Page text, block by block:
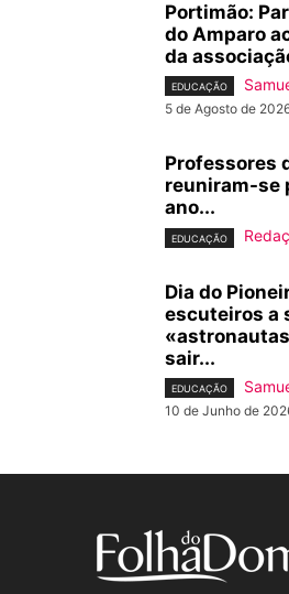
Portimão:
do Amparo
da
EDUCAÇÃO
5 de Agosto de
Professores
reuniram-se
ano...
EDUCAÇÃO
Dia do
escuteiros a
sair...
EDUCAÇÃO
10 de Junho de